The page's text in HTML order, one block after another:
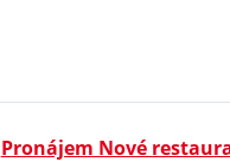
Pronájem Nové